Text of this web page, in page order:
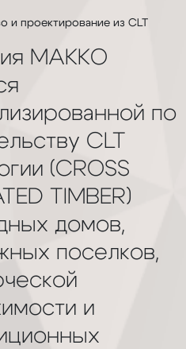
и проектирование из CLT
МАККО
по
CLT
(CROSS
TIMBER)
домов,
поселков,
и